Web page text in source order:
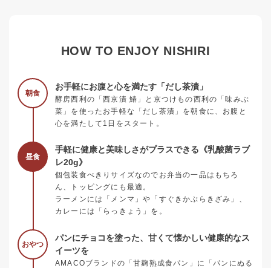
HOW TO ENJOY NISHIRI
朝食
お手軽にお腹と心を満たす「だし茶漬」
酵房西利の「西京漬 鰆」と京つけもの西利の「味みぶ
菜」を使ったお手軽な「だし茶漬」を朝食に、お腹と
心を満たして1日をスタート。
昼食
手軽に健康と美味しさがプラスできる《乳酸菌ラブ
レ20g》
個包装食べきりサイズなのでお弁当の一品はもちろ
ん、トッピングにも最適。
ラーメンには「メンマ」や「すぐきかぶらきざみ」、
カレーには「らっきょう」を。
おやつ
パンにチョコを塗った、甘くて懐かしい健康的なス
イーツを
AMACOブランドの「甘麹熟成食パン」に「パンにぬる